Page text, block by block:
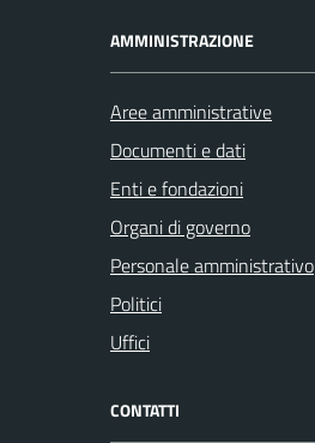
AMMINISTRAZIONE
Aree amministrative
Documenti e dati
Enti e fondazioni
Organi di governo
Personale amministrativo
Politici
Uffici
CONTATTI